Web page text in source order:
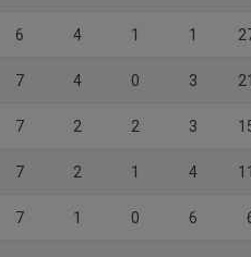
6 4 1 1
7 4 0 3 21
7 2 2 3
7 2 1 4 11
7 1 0 6